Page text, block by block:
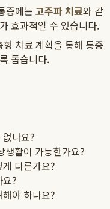
증에는 고주파 치료와 같
가 효과적일 수 있습니다.
치료 계획을 통해 통증
돕습니다.
나요?
생활이 가능한가요?
다른가요?
?
야 하나요?